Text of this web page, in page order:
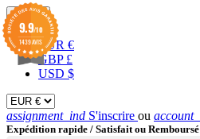
EUR 
EUR €
GBP £
USD $
assignment_ind S'inscrire ou
Expédition rapide / Satisfait ou
9.9/10
1439 AVIS